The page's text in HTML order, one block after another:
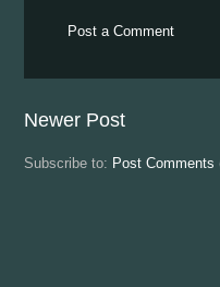
Post a Comment
Newer Post
Subscribe to: Post Comments